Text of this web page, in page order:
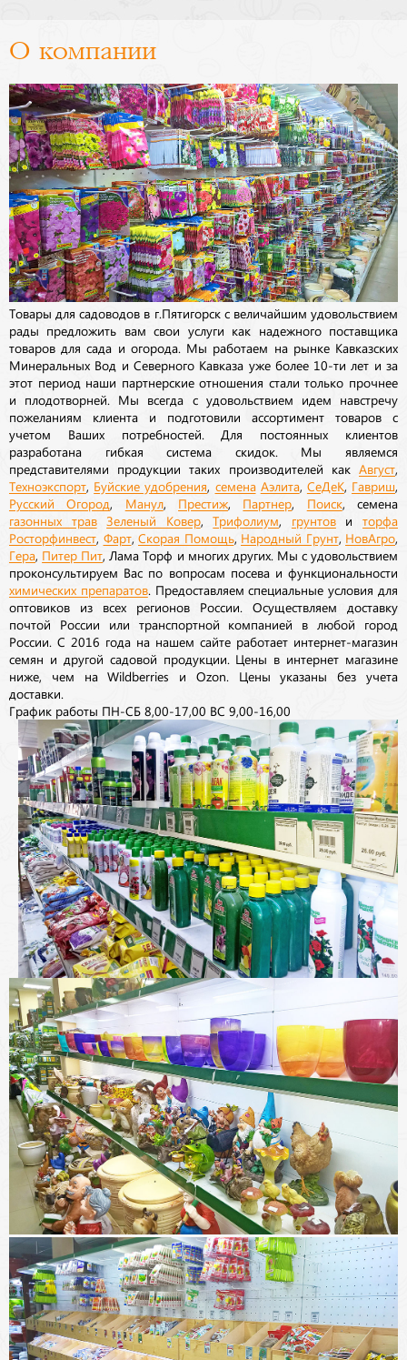
О компании
Товары для садоводов в г.Пятигорск с величайшим удовольствием
рады предложить вам свои услуги как надежного поставщика
товаров для сада и огорода. Мы работаем на рынке Кавказских
Минеральных Вод и Северного Кавказа уже более 10-ти лет и за
этот период наши партнерские отношения стали только прочнее
и плодотворней. Мы всегда с удовольствием идем навстречу
пожеланиям клиента и подготовили ассортимент товаров с
учетом Ваших потребностей. Для постоянных клиентов
разработана гибкая система скидок. Мы являемся
представителями продукции таких производителей как Август
Техноэкспорт Буйские удобрения семена Аэлита, СеДеК Гавриш
Русский Огород Манул, Престиж Партнер Поиск, семена
газонных трав Зеленый Ковер,Трифолиум грунтовиторфа
Росторфинвест Фарт, Скорая Помощь Народный Грунт, НовАгро
Гера Питер Пит , Лама Торф и многих других. Мы с удовольствием
проконсультируем Вас по вопросам посева и функциональности
химических препаратов. Предоставляем специальные условия для
оптовиков из всех регионов России. Осуществляем доставку
почтой России или транспортной компанией в любой город
России. С 2016 года на нашем сайте работает интернет-магазин
семян и другой садовой продукции. Цены в интернет магазине
ниже, чем на Wildberries и Ozon. Цены указаны без учета
доставки.
График работы ПН-СБ 8,00-17,00 ВС 9,00-16,00